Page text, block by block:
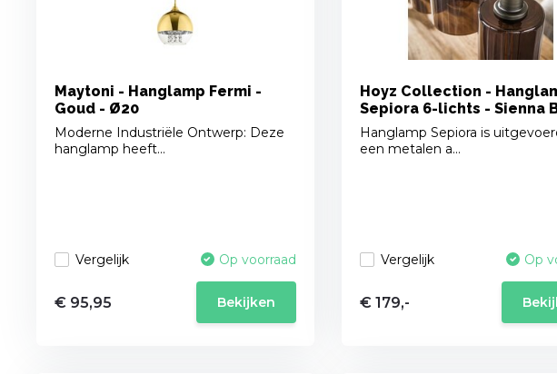
Maytoni - Hanglamp Fermi -
Goud - Ø20
Moderne Industriële Ontwerp: Deze
hanglamp heeft...
Vergelijk Op voorraad
€ 95,95 Bekijken
Hoyz Collection -
Sepiora 6-lichts - Sienna
Hanglamp Sepiora is
een metalen a...
Vergelijk Op
€ 179,-